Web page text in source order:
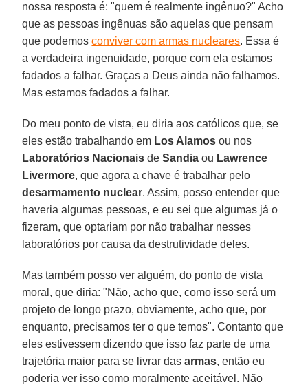
nossa resposta é: "quem é realmente ingênuo?" Acho
que as pessoas ingênuas são aquelas que pensam
que podemosconviver com armas nucleares. Essa é
a verdadeira ingenuidade, porque com ela estamos
fadados a falhar. Graças a Deus ainda não falhamos.
Mas estamos fadados a falhar.
Do meu ponto de vista, eu diria aos católicos que, se
eles estão trabalhando em Los Alamos ou nos
Laboratórios Nacionais deSandia ou Lawrence
Livermore, que agora a chave é trabalhar pelo
desarmamento nuclear. Assim, posso entender que
haveria algumas pessoas, e eu sei que algumas já o
fizeram, que optariam por não trabalhar nesses
laboratórios por causa da destrutividade deles.
Mas também posso ver alguém, do ponto de vista
moral, que diria: "Não, acho que, como isso será um
projeto de longo prazo, obviamente, acho que, por
enquanto, precisamos ter o que temos". Contanto que
eles estivessem dizendo que isso faz parte de uma
trajetória maior para se livrar dasarmas, então eu
poderia ver isso como moralmente aceitável. Não